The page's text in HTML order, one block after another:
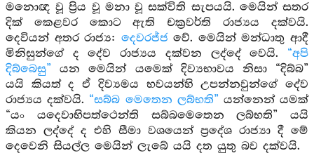
මනොඥ වූ ප්‍රිය වූ මනා වූ සක්විති සැපයයි. මෙයින් සතර
දික් කෙළවර කොට ඇති චක්‍රවර්ති රාජ්‍යය දක්වයි.
දෙවියන් අතර රාජ්‍ය: දෙවරජ්ජවේ. මෙයින් මන්ධාතු ආදී
මිනිසුන්ගේ ද දේව රාජ්‍යය දක්වන ලද්දේ වෙයි. “අපි
දිබ්බෙසු” යන මෙයින් යමෙක් දිව්‍යභාවය නිසා “දිබ්බ”
යයි කියත් ද ඒ දිව්‍යමය භවයන්හි උපන්නවුන්ගේ දේව
රාජ්‍යය දක්වයි. “සබ්බ මෙතෙන ලබ්භති” යන්නෙන් යමක්
“යං යදෙවාභිපත්ථෙන්ති සබ්බමෙතෙන ලබ්භති” යයි
කියන ලද්දේ ද එහි සීමා වශයෙන් ප්‍රදේශ රාජ්‍යා දී මේ
දෙවෙනි සියල්ල මෙයින් ලැබේ යයි දත යුතු බව දක්වයි.